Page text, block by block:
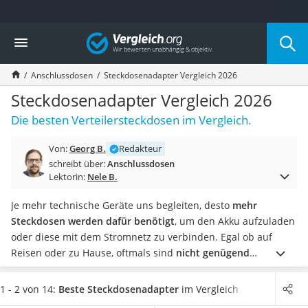
Die beliebtesten Vergleiche nach Kategorie
Baumarkt
Tresor feuerfest
Makita-Akku-Rasenmäher
Kappsäge
Smartes Türschloss
Akku-Rasentrimmer
Feuchtigkeitsmessgerät
Split-Klimaanlage 2 Innengeräte
Pelletofen
Tiefbrunnenpumpe
Fliesenschneider
Hochdruckreiniger
Doppelschleifer
Überwachungskamera
Benzinrasenmäher mit Elektrostart
Vergleich
Anschlussdosen Steckdosenadapter Vergleich 2026
Steckdosenadapter Vergleich 2026
Die besten Verteilersteckdosen im Vergleich.
Von:Georg B.
Redakteur
schreibt über:Anschlussdosen
Lektorin: Nele B.
Je mehr technische Geräte uns begleiten, desto mehr
Steckdosen werden dafür benötigt, um den Akku aufzuladen
oder diese mit dem Stromnetz zu verbinden. Egal ob auf
Reisen oder zu Hause, oftmals sind nicht genügend
Steckdosen hierfür vorhanden. Verschiedene Test im
Internet zeigen, dass ein Steckdosenadapter eine sinnvolle
1 - 2 von 14: Beste Steckdosenadapter im Vergleich